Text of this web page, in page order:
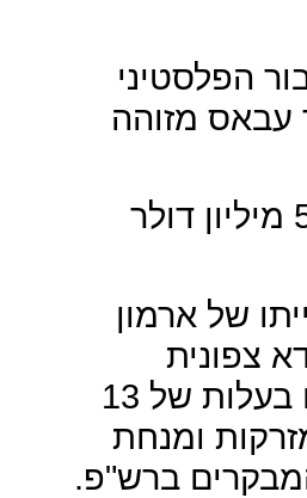
הפלסטיני
עבאס מזוהה
רק באחרונה הוא רכש מטוס חדש בסכום של-50 מיליון דולר
של ארמון
צפונית
לרמאללה,הארמון הוקם על שטח של 44 דונמים בעלות של 13
קומות הכולל מזרקות ומנחת
ברש"פ.